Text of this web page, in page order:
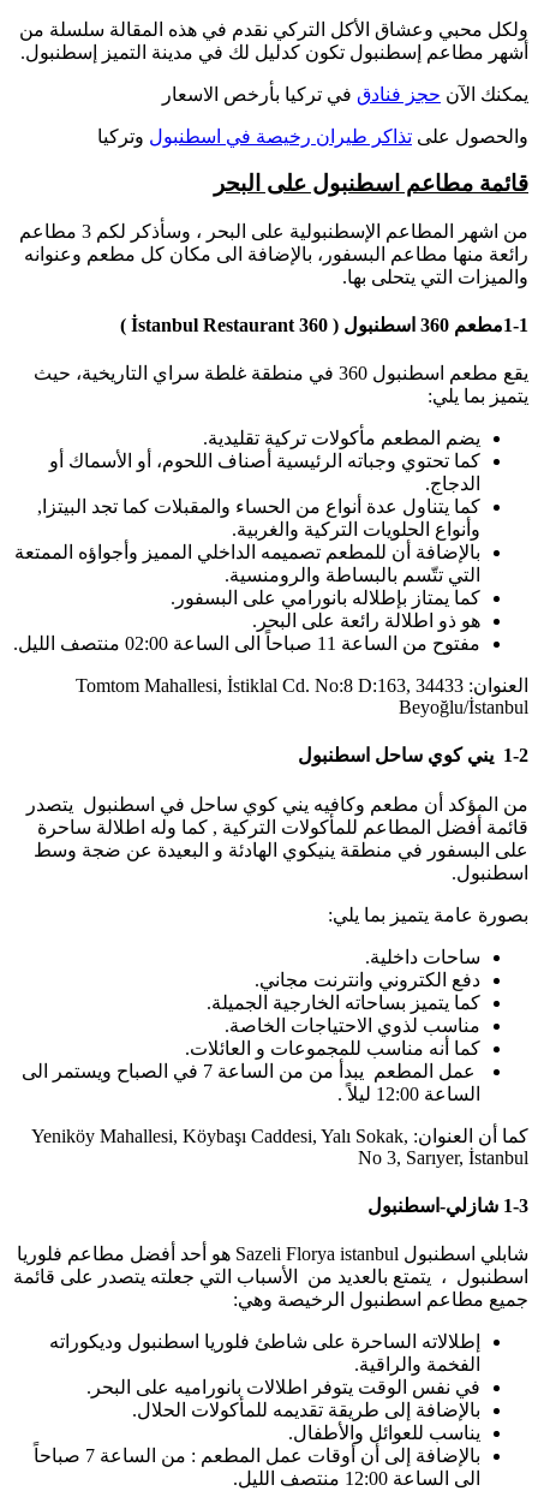
ولكل محبي وعشاق الأكل التركي نقدم في هذه المقالة سلسلة من
أشهر مطاعم إسطنبول تكون كدليل لك في مدينة التميز إسطنبول.
يمكنك الآن حجز فنادق في تركيا بأرخص الاسعار
والحصول على تذاكر طيران رخيصة في اسطنبول وتركيا
قائمة مطاعم اسطنبول على البحر
من اشهر المطاعم الإسطنبولية على البحر ، وسأذكر لكم 3 مطاعم
رائعة منها مطاعم البسفور، بالإضافة الى مكان كل مطعم وعنوانه
والميزات التي يتحلى بها.
1-1مطعم 360 اسطنبول ( 360 İstanbul Restaurant )
يقع مطعم اسطنبول 360 في منطقة غلطة سراي التاريخية، حيث
يتميز بما يلي:
يضم المطعم مأكولات تركية تقليدية.
كما تحتوي وجباته الرئيسية أصناف اللحوم، أو الأسماك أو
الدجاج.
كما يتناول عدة أنواع من الحساء والمقبلات كما تجد البيتزا,
وأنواع الحلويات التركية والغربية.
بالإضافة أن للمطعم تصميمه الداخلي المميز وأجواؤه الممتعة
التي تتّسم بالبساطة والرومنسية.
كما يمتاز بإطلاله بانورامي على البسفور.
هو ذو اطلالة رائعة على البحر.
مفتوح من الساعة 11 صباحاً الى الساعة 02:00 منتصف الليل.
العنوان: Tomtom Mahallesi, İstiklal Cd. No:8 D:163, 34433
Beyoğlu/İstanbul
1-2 يني كوي ساحل اسطنبول
من المؤكد أن مطعم وكافيه يني كوي ساحل في اسطنبول يتصدر
قائمة أفضل المطاعم للمأكولات التركية , كما وله اطلالة ساحرة
على البسفور في منطقة ينيكوي الهادئة و البعيدة عن ضجة وسط
اسطنبول.
بصورة عامة يتميز بما يلي:
ساحات داخلية.
دفع الكتروني وانترنت مجاني.
كما يتميز بساحاته الخارجية الجميلة.
مناسب لذوي الاحتياجات الخاصة.
كما أنه مناسب للمجموعات و العائلات.
عمل المطعم يبدأ من من الساعة 7 في الصباح ويستمر الى
الساعة 12:00 ليلاً .
كما أن العنوان: Yeniköy Mahallesi, Köybaşı Caddesi, Yalı Sokak,
No 3, Sarıyer, İstanbul
1-3 شازلي-اسطنبول
شابلي اسطنبول Sazeli Florya istanbul هو أحد أفضل مطاعم فلوريا
اسطنبول ، يتمتع بالعديد من الأسباب التي جعلته يتصدر على قائمة
جميع مطاعم اسطنبول الرخيصة وهي:
إطلالاته الساحرة على شاطئ فلوريا اسطنبول وديكوراته
الفخمة والراقية.
في نفس الوقت يتوفر اطلالات بانوراميه على البحر.
بالإضافة إلى طريقة تقديمه للمأكولات الحلال.
يناسب للعوائل والأطفال.
بالإضافة إلى أن أوقات عمل المطعم : من الساعة 7 صباحاً
الى الساعة 12:00 منتصف الليل.